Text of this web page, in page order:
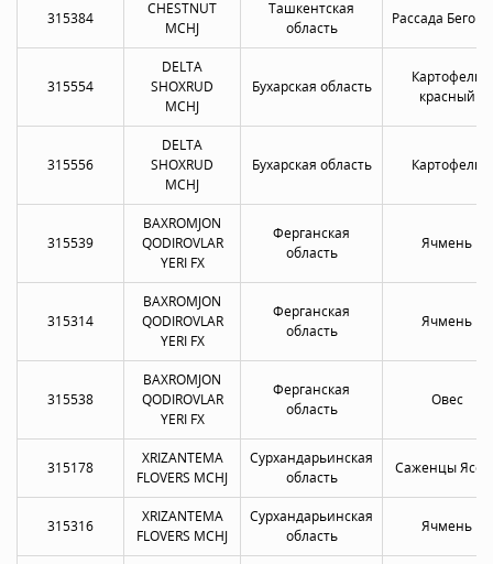
315384
CHESTNUT
MCHJ
Ташкентская
область
Рассада
315554
DELTA
SHOXRUD
MCHJ
Бухарская область
Картофель
красный
315556
DELTA
SHOXRUD
MCHJ
Бухарская область Картофель
315539
BAXROMJON
QODIROVLAR
YERI FX
Ферганская
область
Ячмень
315314
BAXROMJON
QODIROVLAR
YERI FX
Ферганская
область
Ячмень
315538
BAXROMJON
QODIROVLAR
YERI FX
Ферганская
область
Овес
315178
XRIZANTEMA
FLOVERS MCHJ
Сурхандарьинская
область
Саженцы
315316
XRIZANTEMA
FLOVERS MCHJ
Сурхандарьинская
область
Ячмень